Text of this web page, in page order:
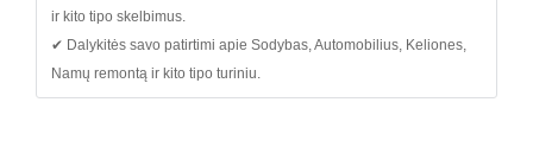
ir kito tipo skelbimus.
✔ Dalykitės savo patirtimi apie Sodybas, Automobilius, Keliones,
Namų remontą ir kito tipo turiniu.